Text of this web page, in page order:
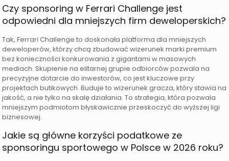
Czy sponsoring w Ferrari Challenge jest
odpowiedni dla mniejszych firm deweloperskich?
Tak, Ferrari Challenge to doskonała platforma dla mniejszych
deweloperów, którzy chcą zbudować wizerunek marki premium
bez konieczności konkurowania z gigantami w masowych
mediach. Skupienie na elitarnej grupie odbiorców pozwala na
precyzyjne dotarcie do inwestorów, co jest kluczowe przy
projektach butikowych. Buduje to wizerunek gracza, który stawia na
jakość, a nie tylko na skalę działania. To strategia, która pozwala
mniejszym podmiotom błyskawicznie przeskoczyć do wyższej ligi
biznesowej.
Jakie są główne korzyści podatkowe ze
sponsoringu sportowego w Polsce w 2026 roku?